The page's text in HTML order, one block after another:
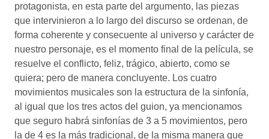
protagonista, en esta parte del argumento, las piezas
que intervinieron a lo largo del discurso se ordenan, de
forma coherente y consecuente al universo y carácter de
nuestro personaje, es el momento final de la película, se
resuelve el conflicto, feliz, trágico, abierto, como se
quiera; pero de manera concluyente. Los cuatro
movimientos musicales son la estructura de la sinfonía,
al igual que los tres actos del guion, ya mencionamos
que seguro habrá sinfonías de 3 a 5 movimientos, pero
la de 4 es la más tradicional, de la misma manera que